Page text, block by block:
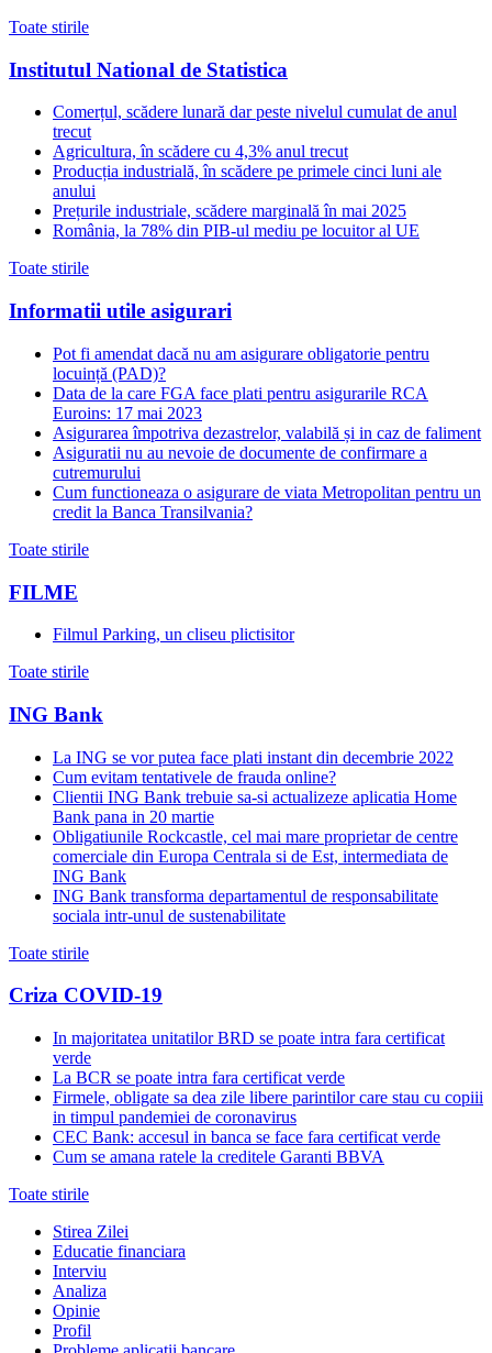
Toate stirile
Institutul National de Statistica
Comerțul, scădere lunară dar peste nivelul cumulat de anul
trecut
Agricultura, în scădere cu 4,3% anul trecut
Producția industrială, în scădere pe primele cinci luni ale
anului
Prețurile industriale, scădere marginală în mai 2025
România, la 78% din PIB-ul mediu pe locuitor al UE
Toate stirile
Informatii utile asigurari
Pot fi amendat dacă nu am asigurare obligatorie pentru
locuință (PAD)?
Data de la care FGA face plati pentru asigurarile RCA
Euroins: 17 mai 2023
Asigurarea împotriva dezastrelor, valabilă și in caz de faliment
Asiguratii nu au nevoie de documente de confirmare a
cutremurului
Cum functioneaza o asigurare de viata Metropolitan pentru un
credit la Banca Transilvania?
Toate stirile
FILME
Filmul Parking, un cliseu plictisitor
Toate stirile
ING Bank
La ING se vor putea face plati instant din decembrie 2022
Cum evitam tentativele de frauda online?
Clientii ING Bank trebuie sa-si actualizeze aplicatia Home
Bank pana in 20 martie
Obligatiunile Rockcastle, cel mai mare proprietar de centre
comerciale din Europa Centrala si de Est, intermediata de
ING Bank
ING Bank transforma departamentul de responsabilitate
sociala intr-unul de sustenabilitate
Toate stirile
Criza COVID-19
In majoritatea unitatilor BRD se poate intra fara certificat
verde
La BCR se poate intra fara certificat verde
Firmele, obligate sa dea zile libere parintilor care stau cu copiii
in timpul pandemiei de coronavirus
CEC Bank: accesul in banca se face fara certificat verde
Cum se amana ratele la creditele Garanti BBVA
Toate stirile
Stirea Zilei
Educatie financiara
Interviu
Analiza
Opinie
Profil